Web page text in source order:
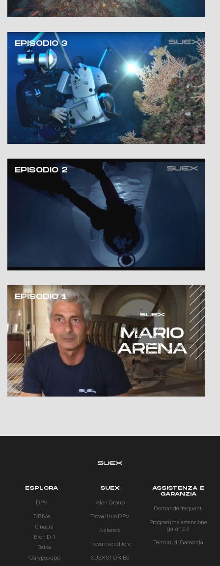
EPISODIO 3
EPISODIO 2
EPISODIO 1
ESPLORA
DPV
DRIVe
Sinapsi
Eron D-1
Seika
Calypso app
SUEX
Aion Group
Trova il tuo DPV
Azienda
Trova rivenditore
SUEX STORIES
ASSISTENZA E
GARANZIA
Domande frequenti
Programma estensione
garanzia
Termini di Garanzia